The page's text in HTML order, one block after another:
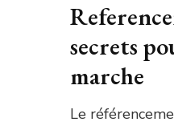
secrets
marche
Le